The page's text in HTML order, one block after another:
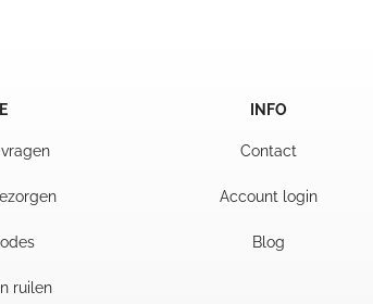
ruilen
INFO
Contact
Account login
Blog